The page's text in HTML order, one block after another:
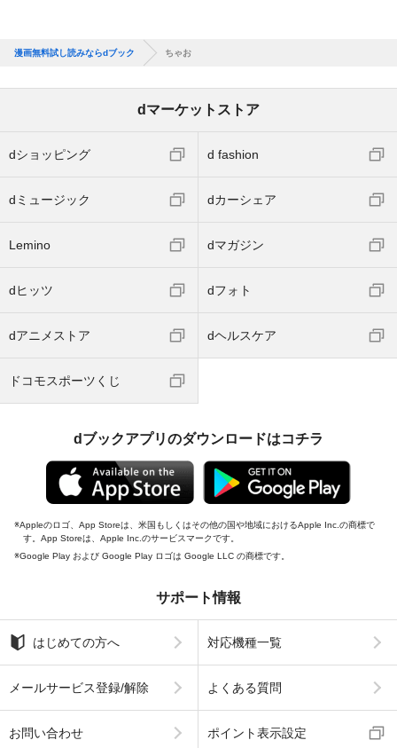
漫画無料試し読みならdブック ちゃお
dマーケットストア
dショッピング d fashion
dミュージック dカーシェア
Lemino dマガジン
dヒッツ dフォト
dアニメストア dヘルスケア
ドコモスポーツくじ
dブックアプリのダウンロードはコチラ
Appleのロゴ、App Storeは、米国もしくはその他の国や地域におけるApple Inc.の商標で
す。App Storeは、Apple Inc.のサービスマークです。
Google Play および Google Play ロゴは Google LLC の商標です。
サポート情報
はじめての方へ 対応機種一覧
メールサービス登録/解除 よくある質問
お問い合わせ ポイント表示設定